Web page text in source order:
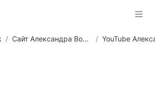
/ Сайт Александра Волчека /